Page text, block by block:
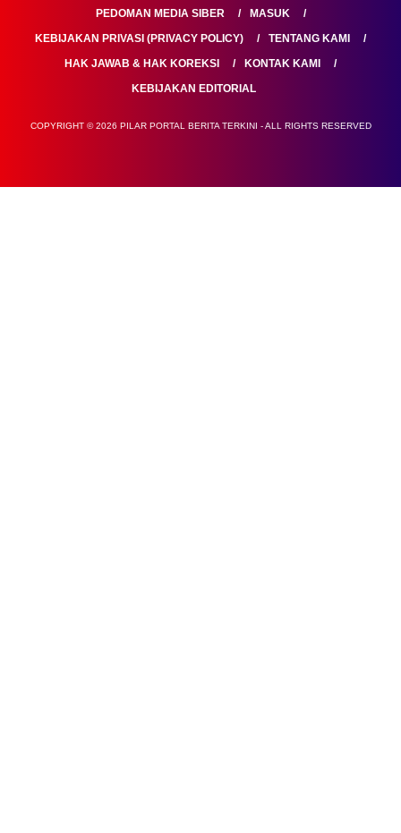
PEDOMAN MEDIA SIBER
MASUK
KEBIJAKAN PRIVASI (PRIVACY POLICY)
TENTANG KAMI
HAK JAWAB & HAK KOREKSI
KONTAK KAMI
KEBIJAKAN EDITORIAL
COPYRIGHT © 2026 PILAR PORTAL BERITA TERKINI - ALL RIGHTS RESERVED